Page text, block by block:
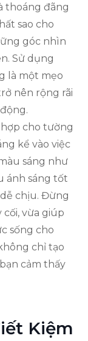
thoáng đãng
sao cho
góc nhìn
Sử dụng
là một mẹo
nên rộng rãi
hợp cho tường
kể vào việc
sáng như
ánh sáng tốt
chịu. Đừng
vừa giúp
sống cho
chỉ tạo
cảm thấy
Kiệm